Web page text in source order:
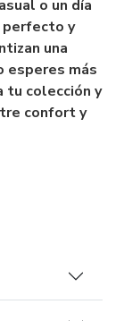
o un día
perfecto y
una
esperes más
tu colección y
confort y